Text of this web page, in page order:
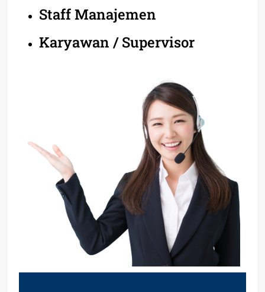
Staff Manajemen
Karyawan / Supervisor